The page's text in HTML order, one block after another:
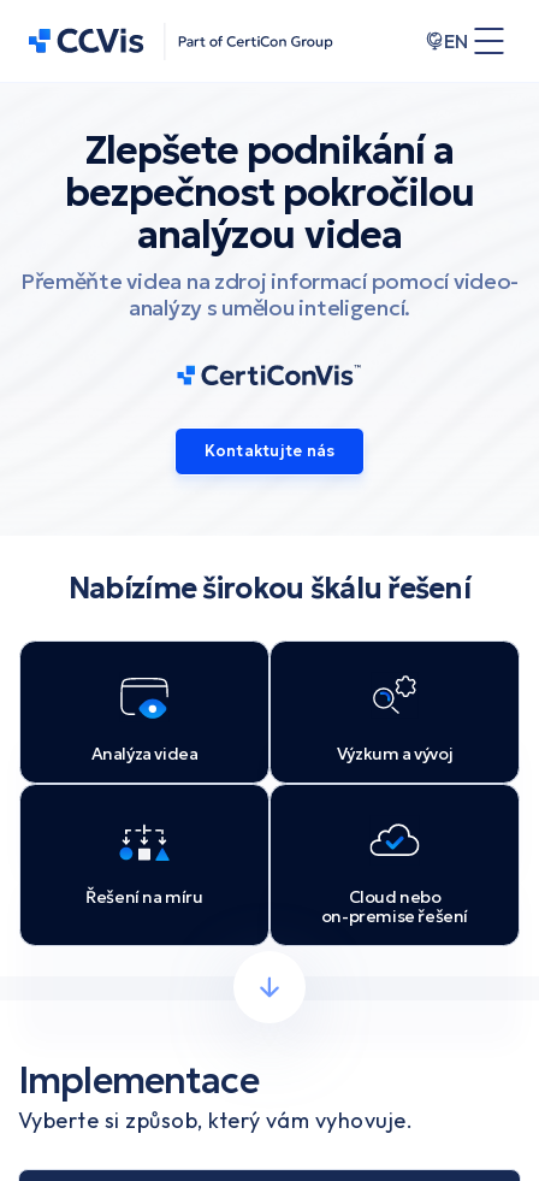
EN
Zlepšete podnikání a
bezpečnostpokročilou
analýzou videa
Přeměňte videa na zdroj informací pomocí video-
analýzy s umělou inteligencí.
Kontaktujte nás
Nabízíme širokou škálu řešení
Analýza videa Výzkum a vývoj
Řešení na míru
Cloud nebo
on-premise řešení
Implementace
Vyberte si způsob, který vám vyhovuje.